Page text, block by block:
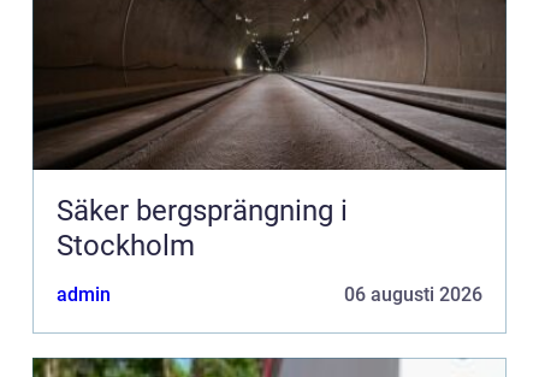
Säker bergsprängning i
Stockholm
admin 06 augusti 2026